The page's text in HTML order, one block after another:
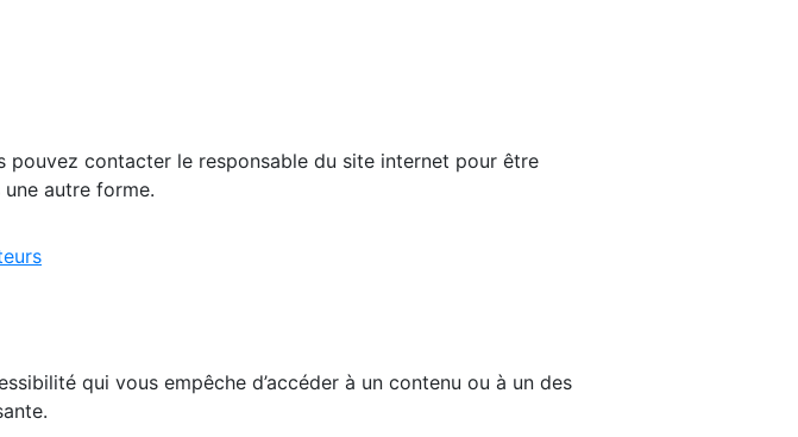
pouvez contacter le responsable du site internet pour être
autre forme.
qui vous empêche d’accéder à un contenu ou à un des